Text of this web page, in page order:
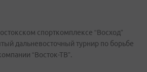
спорткомплексе “Восход”
дальневосточный турнир по борьбе
“Восток-ТВ”.